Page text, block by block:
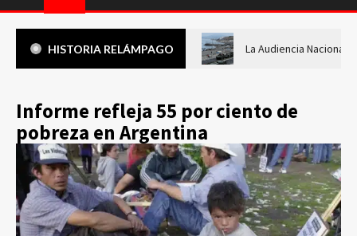
HISTORIA RELÁMPAGO La Audiencia Nacional
Informe refleja 55 por ciento de
pobreza en Argentina